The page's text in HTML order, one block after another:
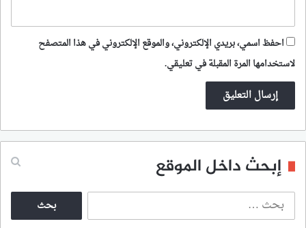
احفظ اسمي، بريدي الإلكتروني، والموقع الإلكتروني في هذا المتصفح
لاستخدامها المرة المقبلة في تعليقي.
إبحث داخل الموقع